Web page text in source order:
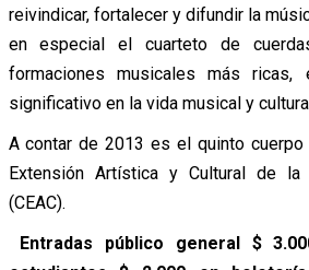
reivindicar, fortalecer y difundir la
en especial el cuarteto de
formaciones musicales más ricas,
significativo en la vida musical y
A contar de 2013 es el quinto
Extensión Artística y Cultural de la
(CEAC).
Entradas público general $